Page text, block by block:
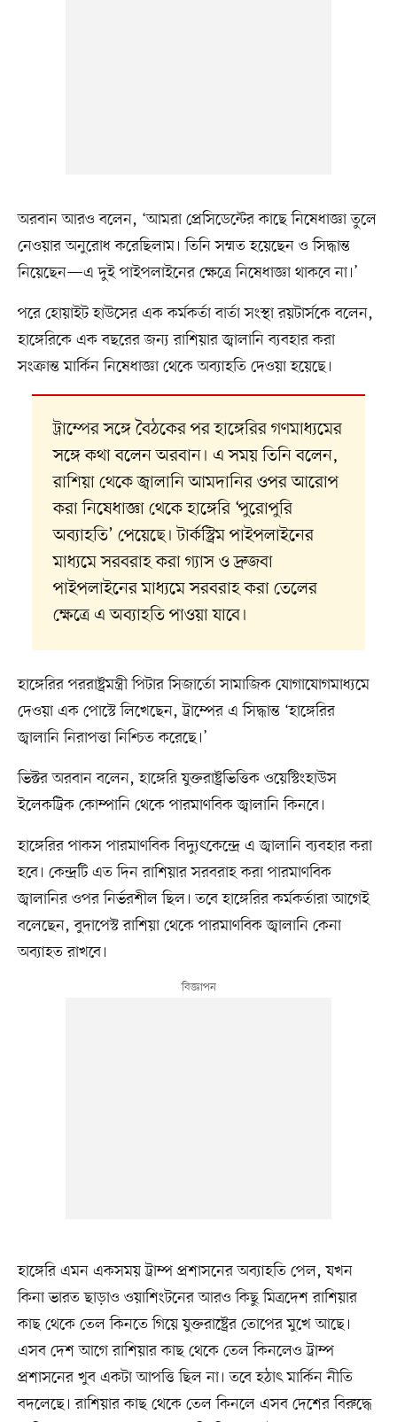
অরবান আরও বলেন, ‘আমরা প্রেসিডেন্টের কাছে নিষেধাজ্ঞা তুলে
নেওয়ার অনুরোধ করেছিলাম। তিনি সম্মত হয়েছেন ও সিদ্ধান্ত
নিয়েছেন—এ দুই পাইপলাইনের ক্ষেত্রে নিষেধাজ্ঞা থাকবে না।’
পরে হোয়াইট হাউসের এক কর্মকর্তা বার্তা সংস্থা রয়টার্সকে বলেন,
হাঙ্গেরিকে এক বছরের জন্য রাশিয়ার জ্বালানি ব্যবহার করা
সংক্রান্ত মার্কিন নিষেধাজ্ঞা থেকে অব্যাহতি দেওয়া হয়েছে।
ট্রাম্পের সঙ্গে বৈঠকের পর হাঙ্গেরির গণমাধ্যমের
সঙ্গে কথা বলেন অরবান। এ সময় তিনি বলেন,
রাশিয়া থেকে জ্বালানি আমদানির ওপর আরোপ
করা নিষেধাজ্ঞা থেকে হাঙ্গেরি ‘পুরোপুরি
অব্যাহতি’ পেয়েছে। টার্কস্ট্রিম পাইপলাইনের
মাধ্যমে সরবরাহ করা গ্যাস ও দ্রুজবা
পাইপলাইনের মাধ্যমে সরবরাহ করা তেলের
ক্ষেত্রে এ অব্যাহতি পাওয়া যাবে।
হাঙ্গেরির পররাষ্ট্রমন্ত্রী পিটার সিজার্তো সামাজিক যোগাযোগমাধ্যমে
দেওয়া এক পোস্টে লিখেছেন, ট্রাম্পের এ সিদ্ধান্ত ‘হাঙ্গেরির
জ্বালানি নিরাপত্তা নিশ্চিত করেছে।’
ভিক্টর অরবান বলেন, হাঙ্গেরি যুক্তরাষ্ট্রভিত্তিক ওয়েস্টিংহাউস
ইলেকট্রিক কোম্পানি থেকে পারমাণবিক জ্বালানি কিনবে।
হাঙ্গেরির পাকস পারমাণবিক বিদ্যুৎকেন্দ্রে এ জ্বালানি ব্যবহার করা
হবে। কেন্দ্রটি এত দিন রাশিয়ার সরবরাহ করা পারমাণবিক
জ্বালানির ওপর নির্ভরশীল ছিল। তবে হাঙ্গেরির কর্মকর্তারা আগেই
বলেছেন, বুদাপেস্ট রাশিয়া থেকে পারমাণবিক জ্বালানি কেনা
অব্যাহত রাখবে।
হাঙ্গেরি এমন একসময় ট্রাম্প প্রশাসনের অব্যাহতি পেল, যখন
কিনা ভারত ছাড়াও ওয়াশিংটনের আরও কিছু মিত্রদেশ রাশিয়ার
কাছ থেকে তেল কিনতে গিয়ে যুক্তরাষ্ট্রের তোপের মুখে আছে।
এসব দেশ আগে রাশিয়ার কাছ থেকে তেল কিনলেও ট্রাম্প
প্রশাসনের খুব একটা আপত্তি ছিল না। তবে হঠাৎ মার্কিন নীতি
বদলেছে। রাশিয়ার কাছ থেকে তেল কিনলে এসব দেশের বিরুদ্ধে